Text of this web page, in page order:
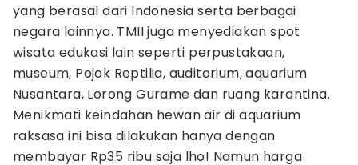
yang berasal dari Indonesia serta berbagai
negara lainnya. TMII juga menyediakan spot
wisata edukasi lain seperti perpustakaan,
museum, Pojok Reptilia, auditorium, aquarium
Nusantara, Lorong Gurame dan ruang karantina.
Menikmati keindahan hewan air di aquarium
raksasa ini bisa dilakukan hanya dengan
membayar Rp35 ribu saja lho! Namun harga